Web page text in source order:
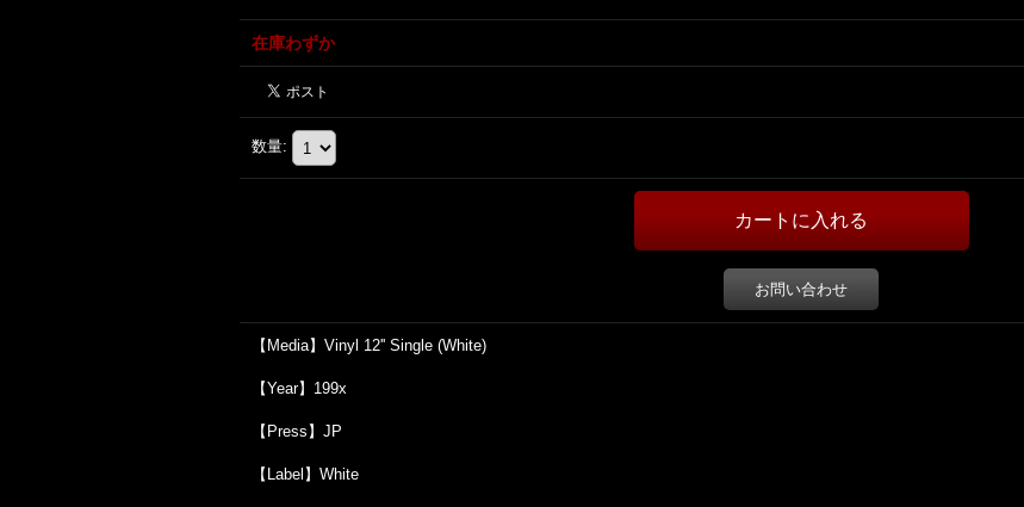
在庫わずか
数量:
お問い合わせ
【Media】Vinyl 12'' Single (White)
【Year】199x
【Press】JP
【Label】White